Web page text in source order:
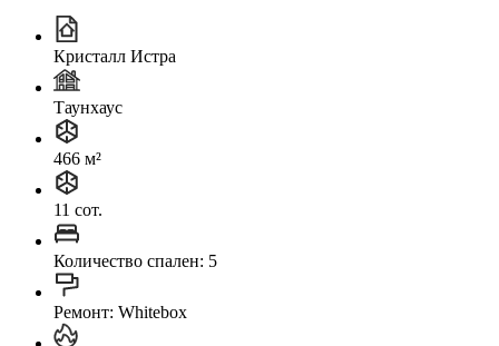
Кристалл Истра
Таунхаус
466 м²
11 сот.
Количество спален: 5
Ремонт: Whitebox